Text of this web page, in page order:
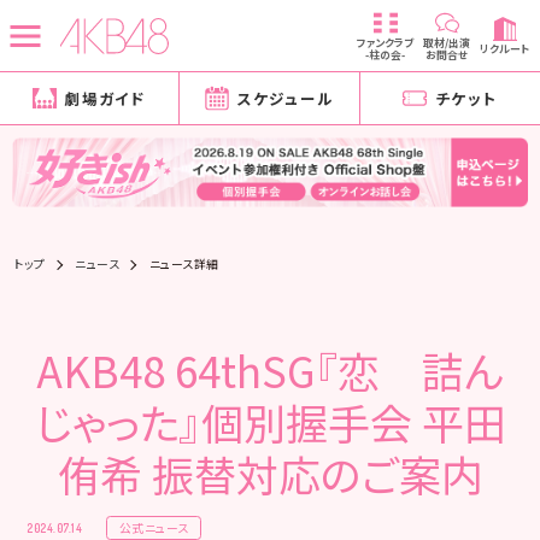
ファンクラブ
-柱の会-
取材/出演
お問合せ リクルート
劇場ガイド スケジュール チケット
トップ ニュース ニュース詳細
AKB48 64thSG『恋 詰ん
じゃった』個別握手会 平田
侑希 振替対応のご案内
2024.07.14 公式ニュース